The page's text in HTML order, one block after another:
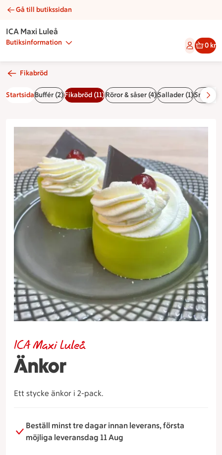
Änkor | Catering ICA Maxi Luleå
Gå till butikssidan
ICA Maxi Luleå
Butiksinformation 0 kr
Fikabröd
StartsidaBuffér (2)Fikabröd (11)Röror & såser (4)Sallader (1)
Änkor
ICA Maxi Luleå
Ett stycke änkor i 2-pack.
Beställ minst tre dagar innan leverans, första
möjliga leveransdag 11 Aug